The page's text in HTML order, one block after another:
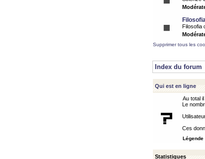
Filosofia
Supprimer tous les
Index du forum
Qui est en ligne
Au total
Le
Ces
Légende
Statistiques